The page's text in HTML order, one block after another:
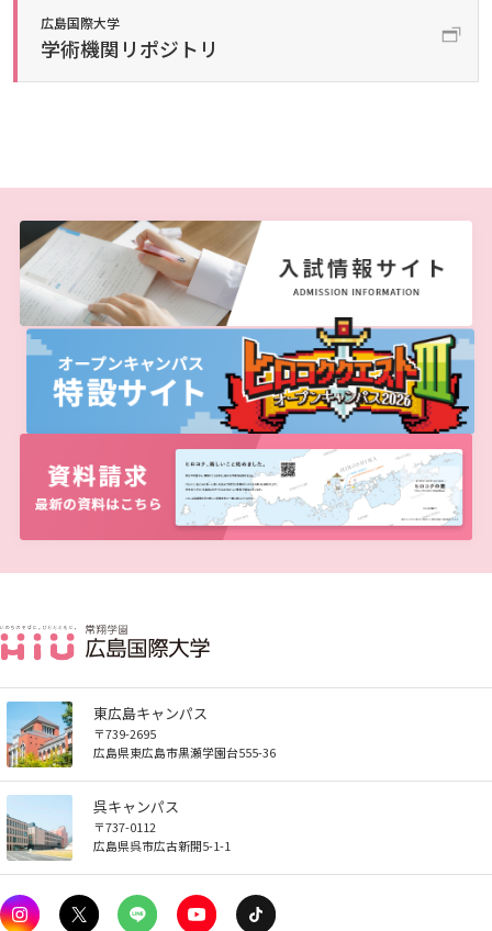
生）
臨床教授制度について
大学院実践臨床心理学専攻 自己点検・評価報告書
入学予定者へのお知らせ
情報端末の必携化について
感染予防にかかる抗体価検査について
ビジュランクラウド
広国IPE用語集
ICTサポート
図書館概要
電子ブック・電子ジャーナルなど
電子ブックをさがす
電子ジャーナルをさがす
学外からのつかいかた
看護師・保健師国家試験対策
活動とイベント
利用講習会
学生図書委員の活動
施設案内
よくある質問
図書館だより『Library News』
情報センター
呉キャンパス
学内向け専用ページ
広国ポータルサイト
トレーニングルーム
広国市民大学（市民カレッジ）学生募集
大学見学・体験をご希望の方（一般の団体様）
広島国際大学
学術機関リポジトリ
東広島キャンパス
〒739-2695
広島県東広島市黒瀬学園台555-36
呉キャンパス
〒737-0112
広島県呉市広古新開5-1-1